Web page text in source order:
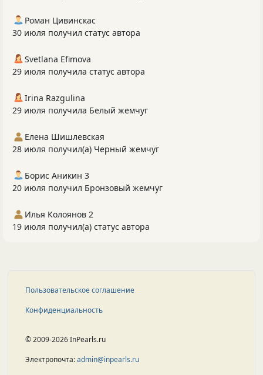
Роман Цивинскас
30 июля получил статус автора
Svetlana Efimova
29 июля получила статус автора
Irina Razgulina
29 июля получила Белый жемчуг
Елена Шишлевская
28 июля получил(а) Черный жемчуг
Борис Аникин 3
20 июля получил Бронзовый жемчуг
Илья Колоянов 2
19 июля получил(а) статус автора
Пользовательское соглашение
Конфиденциальность
© 2009-2026 InPearls.ru
Электропочта:admin@inpearls.ru